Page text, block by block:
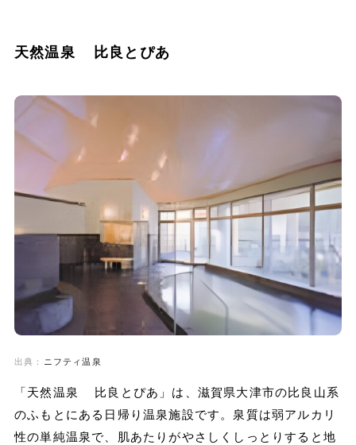
天然温泉 比良とぴあ
出典： ニフティ温泉
「天然温泉 比良とぴあ」は、滋賀県大津市の比良山系
のふもとにある日帰り温泉施設です。泉質は弱アルカリ
性の単純温泉で、肌あたりがやさしくしっとりすると地